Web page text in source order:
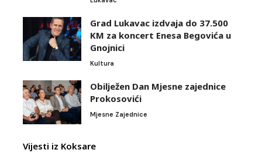
Grad Lukavac izdvaja do 37.500
KM za koncert Enesa Begovića u
Gnojnici
Kultura
Obilježen Dan Mjesne zajednice
Prokosovići
Mjesne Zajednice
Vijesti iz Koksare